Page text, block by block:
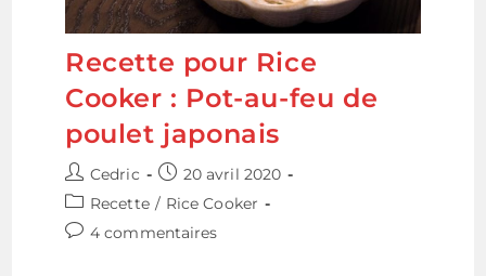
Recette pour Rice
Cooker : Pot-au-feu de
poulet japonais
Auteur/autrice
de
la
publication :
Cedric
Publication
publiée :
20 avril 2020
Post
category:
Recette / Rice Cooker
Commentaires
4 commentaires